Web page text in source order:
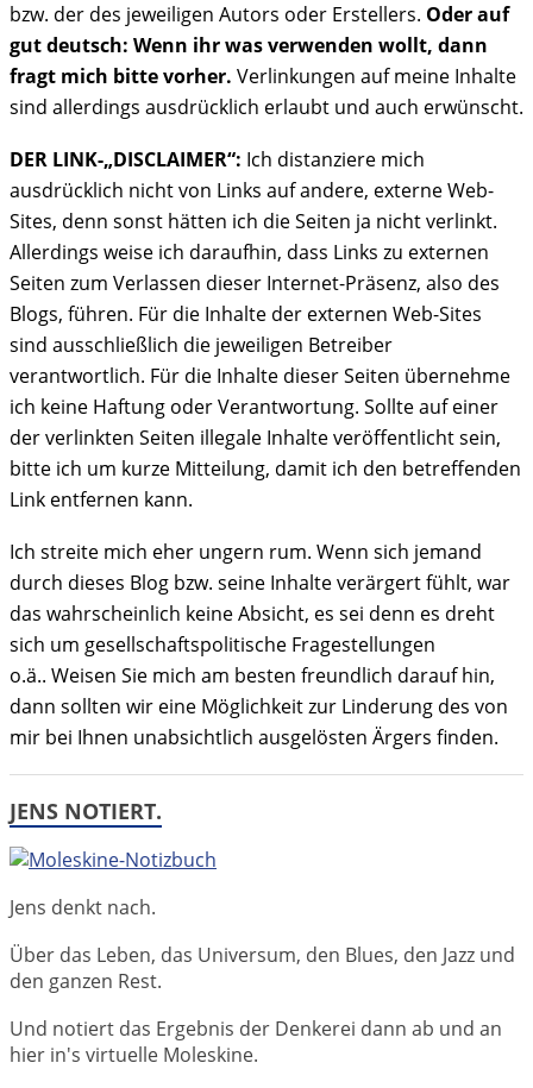
bzw. der des jeweiligen Autors oder Erstellers. Oder auf
gut deutsch: Wenn ihr was verwenden wollt, dann
fragt mich bitte vorher. Verlinkungen auf meine Inhalte
sind allerdings ausdrücklich erlaubt und auch erwünscht.
DER LINK-„DISCLAIMER“: Ich distanziere mich
ausdrücklich nicht von Links auf andere, externe Web-
Sites, denn sonst hätten ich die Seiten ja nicht verlinkt.
Allerdings weise ich daraufhin, dass Links zu externen
Seiten zum Verlassen dieser Internet-Präsenz, also des
Blogs, führen. Für die Inhalte der externen Web-Sites
sind ausschließlich die jeweiligen Betreiber
verantwortlich. Für die Inhalte dieser Seiten übernehme
ich keine Haftung oder Verantwortung. Sollte auf einer
der verlinkten Seiten illegale Inhalte veröffentlicht sein,
bitte ich um kurze Mitteilung, damit ich den betreffenden
Link entfernen kann.
Ich streite mich eher ungern rum. Wenn sich jemand
durch dieses Blog bzw. seine Inhalte verärgert fühlt, war
das wahrscheinlich keine Absicht, es sei denn es dreht
sich um gesellschaftspolitische Fragestellungen
o.ä.. Weisen Sie mich am besten freundlich darauf hin,
dann sollten wir eine Möglichkeit zur Linderung des von
mir bei Ihnen unabsichtlich ausgelösten Ärgers finden.
JENS NOTIERT.
Jens denkt nach.
Über das Leben, das Universum, den Blues, den Jazz und
den ganzen Rest.
Und notiert das Ergebnis der Denkerei dann ab und an
hier in's virtuelle Moleskine.